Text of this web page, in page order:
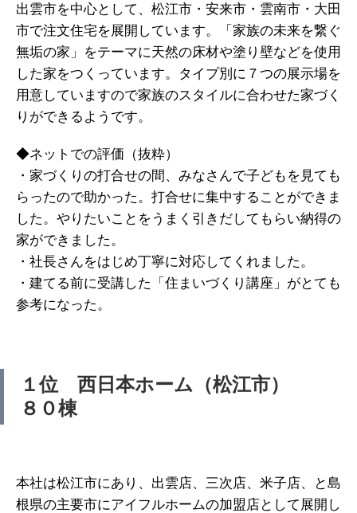
出雲市を中心として、松江市・安来市・雲南市・大田
市で注文住宅を展開しています。「家族の未来を繋ぐ
無垢の家」をテーマに天然の床材や塗り壁などを使用
した家をつくっています。タイプ別に７つの展示場を
用意していますので家族のスタイルに合わせた家づく
りができるようです。
◆ネットでの評価（抜粋）
・家づくりの打合せの間、みなさんで子どもを見ても
らったので助かった。打合せに集中することができま
した。やりたいことをうまく引きだしてもらい納得の
家ができました。
・社長さんをはじめ丁寧に対応してくれました。
・建てる前に受講した「住まいづくり講座」がとても
参考になった。
１位 西日本ホーム（松江市）
８０棟
本社は松江市にあり、出雲店、三次店、米子店、と島
根県の主要市にアイフルホームの加盟店として展開し